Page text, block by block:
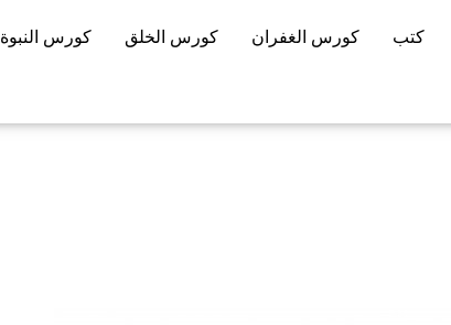
كتب كورس الغفران كورس الخلق كورس النبوة